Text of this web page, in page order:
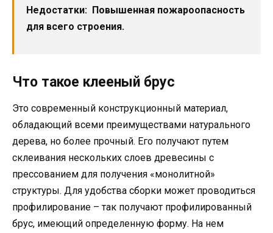
Недостатки: Повышенная пожароопасность
для всего строения.
Что такое клееный брус
Это современный конструкционный материал,
обладающий всеми преимуществами натурального
дерева, но более прочный. Его получают путем
склеивания нескольких слоев древесины с
прессованием для получения «монолитной»
структуры. Для удобства сборки может проводиться
профилирование – так получают профилированный
брус, имеющий определенную форму. На нем